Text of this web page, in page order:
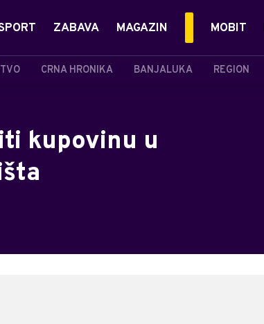
CRNA HRONIKA BANJALUKA REGION
ZABAVA MAGAZIN MOBIT
kupovinu u